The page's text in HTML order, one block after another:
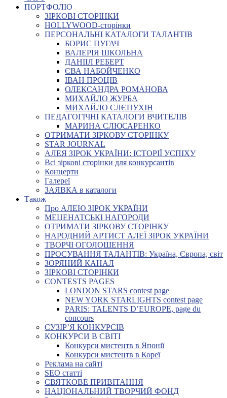
ПОРТФОЛІО
ЗІРКОВІ СТОРІНКИ
HOLLYWOOD-сторінки
ПЕРСОНАЛЬНІ КАТАЛОГИ ТАЛАНТІВ
БОРИС ПУГАЧ
ВАЛЕРІЯ ШКОЛЬНА
ДАНІІЛ РЕБЕРТ
ЄВА НАБОЙЧЕНКО
ІВАН ПРОЦІВ
ОЛЕКСАНДРА РОМАНОВА
МИХАЙЛО ЖУРБА
МИХАЙЛО СЛЄПУХІН
ПЕДАГОГІЧНІ КАТАЛОГИ ВЧИТЕЛІВ
МАРИНА СЛЮСАРЕНКО
ОТРИМАТИ ЗІРКОВУ СТОРІНКУ
STAR JOURNAL
АЛЕЯ ЗІРОК УКРАЇНИ: ІСТОРІЇ УСПІХУ
Всі зіркові сторінки для конкурсантів
Концерти
Галереї
ЗАЯВКА в каталоги
Також
Про АЛЕЮ ЗІРОК УКРАЇНИ
МЕЦЕНАТСЬКІ НАГОРОДИ
ОТРИМАТИ ЗІРКОВУ СТОРІНКУ
НАРОДНИЙ АРТИСТ АЛЕЇ ЗІРОК УКРАЇНИ
ТВОРЧІ ОГОЛОШЕННЯ
ПРОСУВАННЯ ТАЛАНТІВ: Україна, Європа, світ
ЗОРЯНИЙ КАНАЛ
ЗІРКОВІ СТОРІНКИ
CONTESTS PAGES
LONDON STARS contest page
NEW YORK STARLIGHTS contest page
PARIS: TALENTS D’EUROPE, page du
concours
СУЗІР’Я КОНКУРСІВ
КОНКУРСИ В СВІТІ
Конкурси мистецтв в Японії
Конкурси мистецтв в Кореї
Реклама на сайті
SEO статті
СВЯТКОВЕ ПРИВІТАННЯ
НАЦІОНАЛЬНИЙ ТВОРЧИЙ ФОНД